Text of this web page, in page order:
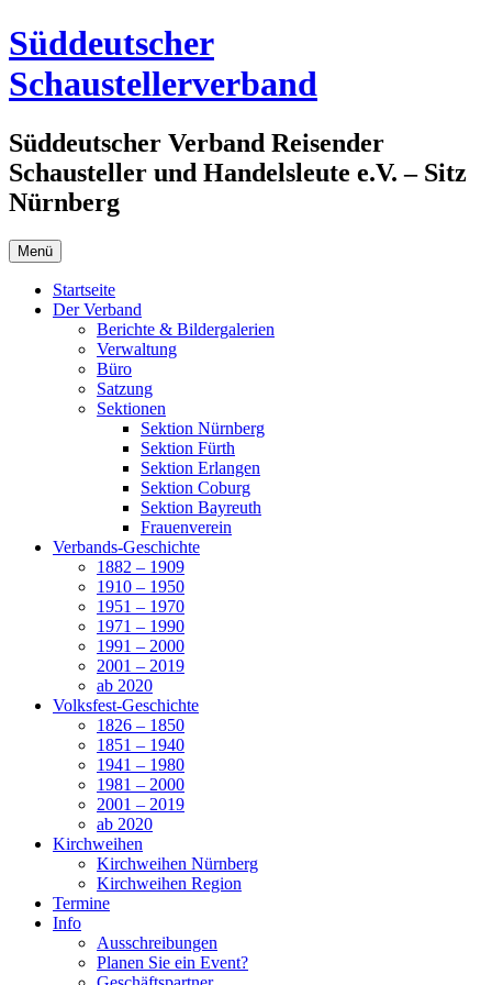
Zum
Inhalt
springen
Süddeutscher
Schaustellerverband
Süddeutscher Verband Reisender
Schausteller und Handelsleute e.V. – Sitz
Nürnberg
Menü
Startseite
Der Verband
Berichte & Bildergalerien
Verwaltung
Büro
Satzung
Sektionen
Sektion Nürnberg
Sektion Fürth
Sektion Erlangen
Sektion Coburg
Sektion Bayreuth
Frauenverein
Verbands-Geschichte
1882 – 1909
1910 – 1950
1951 – 1970
1971 – 1990
1991 – 2000
2001 – 2019
ab 2020
Volksfest-Geschichte
1826 – 1850
1851 – 1940
1941 – 1980
1981 – 2000
2001 – 2019
ab 2020
Kirchweihen
Kirchweihen Nürnberg
Kirchweihen Region
Termine
Info
Ausschreibungen
Planen Sie ein Event?